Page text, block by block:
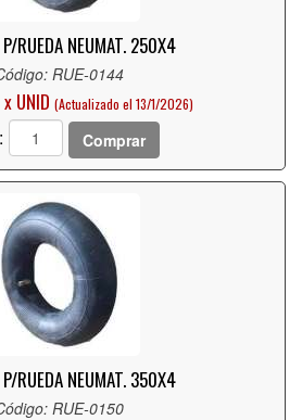
RUEDA NEUMAT. 250X4
RUE-0144
UNID (Actualizado el 13/1/2026)
Comprar
RUEDA NEUMAT. 350X4
RUE-0150